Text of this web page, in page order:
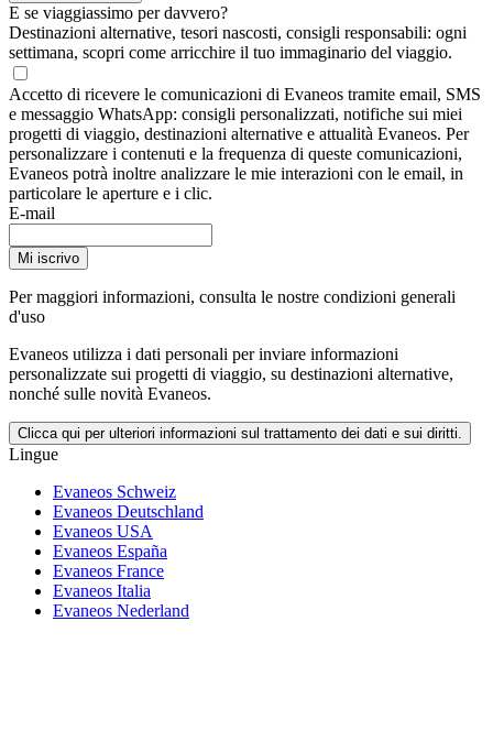
E se viaggiassimo per davvero?
Destinazioni alternative, tesori nascosti, consigli responsabili: ogni
settimana, scopri come arricchire il tuo immaginario del viaggio.
Accetto di ricevere le comunicazioni di Evaneos tramite email, SMS
e messaggio WhatsApp: consigli personalizzati, notifiche sui miei
progetti di viaggio, destinazioni alternative e attualità Evaneos. Per
personalizzare i contenuti e la frequenza di queste comunicazioni,
Evaneos potrà inoltre analizzare le mie interazioni con le email, in
particolare le aperture e i clic.
E-mail
Mi iscrivo
Per maggiori informazioni, consulta le nostre condizioni generali
d'uso
Evaneos utilizza i dati personali per inviare informazioni
personalizzate sui progetti di viaggio, su destinazioni alternative,
nonché sulle novità Evaneos.
Clicca qui per ulteriori informazioni sul trattamento dei dati e sui diritti.
Lingue
Evaneos Schweiz
Evaneos Deutschland
Evaneos USA
Evaneos España
Evaneos France
Evaneos Italia
Evaneos Nederland